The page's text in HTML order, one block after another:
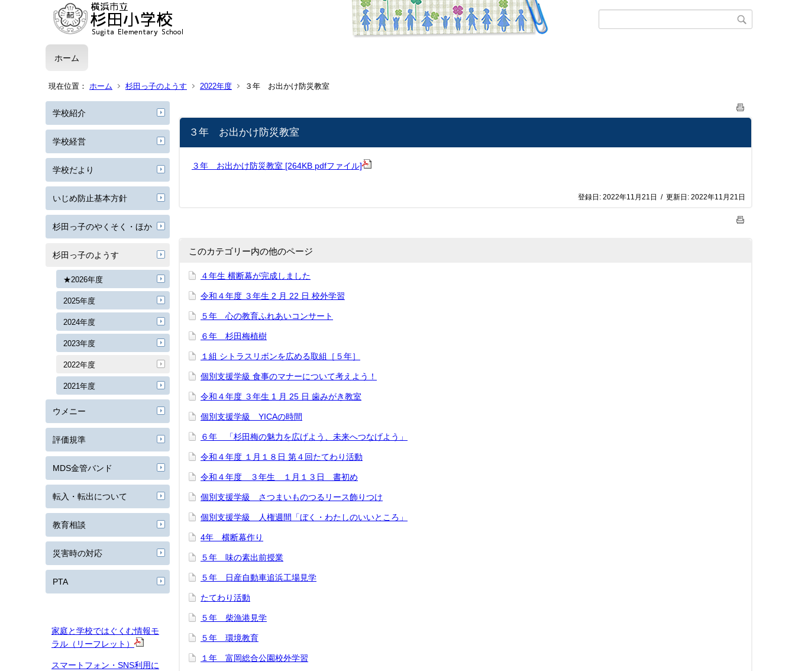
ホーム
現在位置： ホーム 杉田っ子のようす 2022年度 ３年 お出かけ防災教室
学校紹介
学校経営
学校だより
いじめ防止基本方針
杉田っ子のやくそく・ほか
杉田っ子のようす
★2026年度
2025年度
2024年度
2023年度
2022年度
2021年度
ウメニー
評価規準
MDS金管バンド
転入・転出について
教育相談
災害時の対応
PTA
家庭と学校ではぐくむ情報モ
ラル（リーフレット）
スマートフォン・SNS利用に
３年 お出かけ防災教室
３年 お出かけ防災教室 [264KB pdfファイル]
登録日: 2022年11月21日 / 更新日: 2022年11月21日
このカテゴリー内の他のページ
４年生 横断幕が完成しました
令和４年度 ３年生 2 月 22 日 校外学習
５年 心の教育ふれあいコンサート
６年 杉田梅植樹
１組 シトラスリボンを広める取組［５年］
個別支援学級 食事のマナーについて考えよう！
令和４年度 ３年生 1 月 25 日 歯みがき教室
個別支援学級 YICAの時間
６年 「杉田梅の魅力を広げよう、未来へつなげよう」
令和４年度 １月１８日 第４回たてわり活動
令和４年度 ３年生 １月１３日 書初め
個別支援学級 さつまいものつるリース飾りつけ
個別支援学級 人権週間「ぼく・わたしのいいところ」
4年 横断幕作り
５年 味の素出前授業
５年 日産自動車追浜工場見学
たてわり活動
５年 柴漁港見学
５年 環境教育
１年 富岡総合公園校外学習